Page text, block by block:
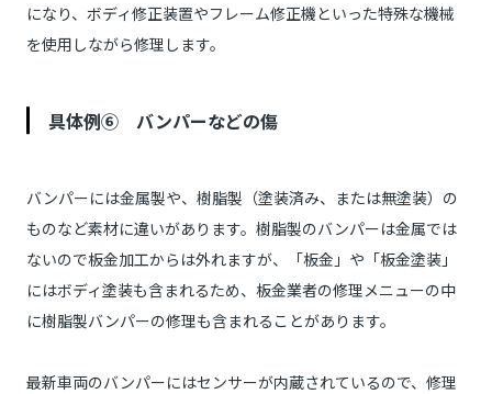
になり、ボディ修正装置やフレーム修正機といった特殊な機械
を使用しながら修理します。
具体例⑥ バンパーなどの傷
バンパーには金属製や、樹脂製（塗装済み、または無塗装）の
ものなど素材に違いがあります。樹脂製のバンパーは金属では
ないので板金加工からは外れますが、「板金」や「板金塗装」
にはボディ塗装も含まれるため、板金業者の修理メニューの中
に樹脂製バンパーの修理も含まれることがあります。
最新車両のバンパーにはセンサーが内蔵されているので、修理